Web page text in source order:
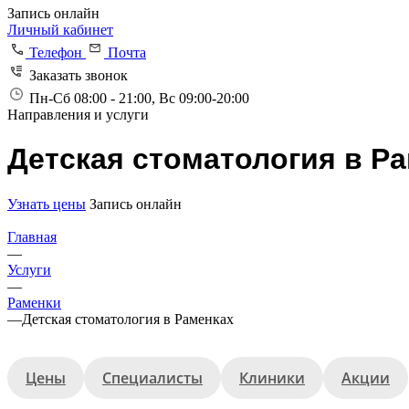
Запись онлайн
Личный кабинет
Телефон
Почта
Заказать звонок
Пн-Сб 08:00 - 21:00, Вс 09:00-20:00
Направления и услуги
Детская стоматология в
Узнать цены Запись онлайн
Главная
—
Услуги
—
Раменки
—Детская стоматология в Раменках
Цены Специалисты Клиники Акции